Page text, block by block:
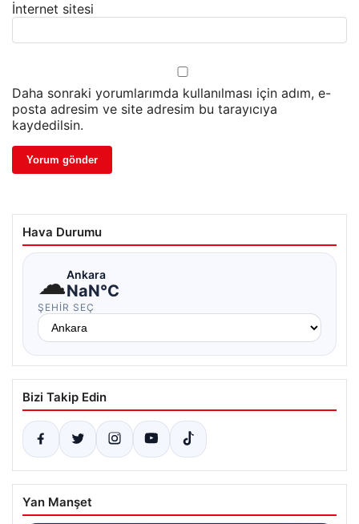
İnternet sitesi
Daha sonraki yorumlarımda kullanılması için adım, e-
posta adresim ve site adresim bu tarayıcıya
kaydedilsin.
Hava Durumu
☁Ankara
NaN°C
ŞEHIR SEÇ
Bizi Takip Edin
Yan Manşet